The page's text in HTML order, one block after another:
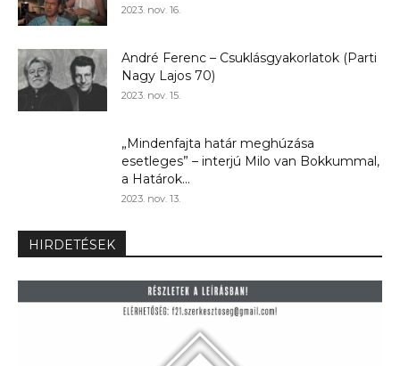
2023. nov. 16.
André Ferenc – Csuklásgyakorlatok (Parti
Nagy Lajos 70)
2023. nov. 15.
„Mindenfajta határ meghúzása
esetleges” – interjú Milo van Bokkummal,
a Határok...
2023. nov. 13.
HIRDETÉSEK